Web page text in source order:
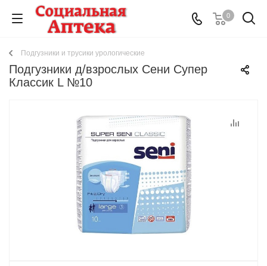
0
Подгузники и трусики урологические
Подгузники д/взрослых Сени Супер
Классик L №10